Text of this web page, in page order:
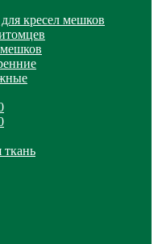
кресел мешков